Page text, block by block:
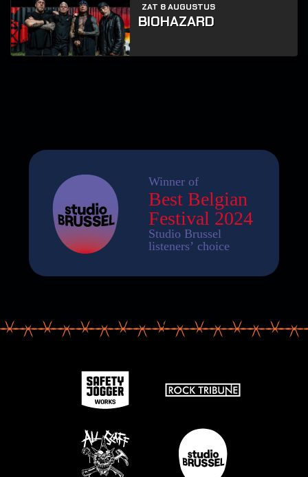
ZAT 8 AUGUSTUS
BIOHAZARD